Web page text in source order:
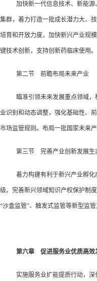
加快新一代信息技术、新能
集群，着力打造一批成长潜力大、
培育和开放力度，加快新兴产业规
键技术创新，支持创新药临床使用。
第二节 前瞻布局未来产业
瞄准引领未来发展重点领域
业识别和动态调整，强化基础性、
市场监管规则。布局一批国家未来
第三节 完善产业创新发展生
着力构建有利于新兴产业孵
级。完善新兴领域知识产权保护制
“沙盒监管”、触发式监管等新型监
第六章 促进服务业优质高效
实施服务业扩能提质行动，